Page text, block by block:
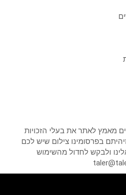
מאמץ לאתר את בעלי הזכויות
בפרסומינו צילום שיש לכם
ולבקש לחדול מהשימוש